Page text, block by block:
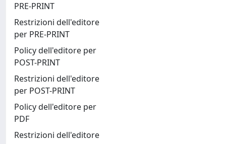
PRE-PRINT
Restrizioni dell'editore
per PRE-PRINT
Policy dell'editore per
POST-PRINT
Restrizioni dell'editore
per POST-PRINT
Policy dell'editore per
PDF
Restrizioni dell'editore